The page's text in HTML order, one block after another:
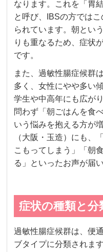
なります。これを「胃
と呼び、IBSの方では
られています。朝とい
りも重なるため、症状
です。
また、過敏性腸症候群
多く、女性にやや多い
学生や中高年にも広が
問わず「朝ごはんを食
いう悩みを抱える方が
（大阪・玉造）にも、
こもってしまう」「朝
る」といったお声が届
症状の種類と分
過敏性腸症候群は、便
ブタイプに分類されま